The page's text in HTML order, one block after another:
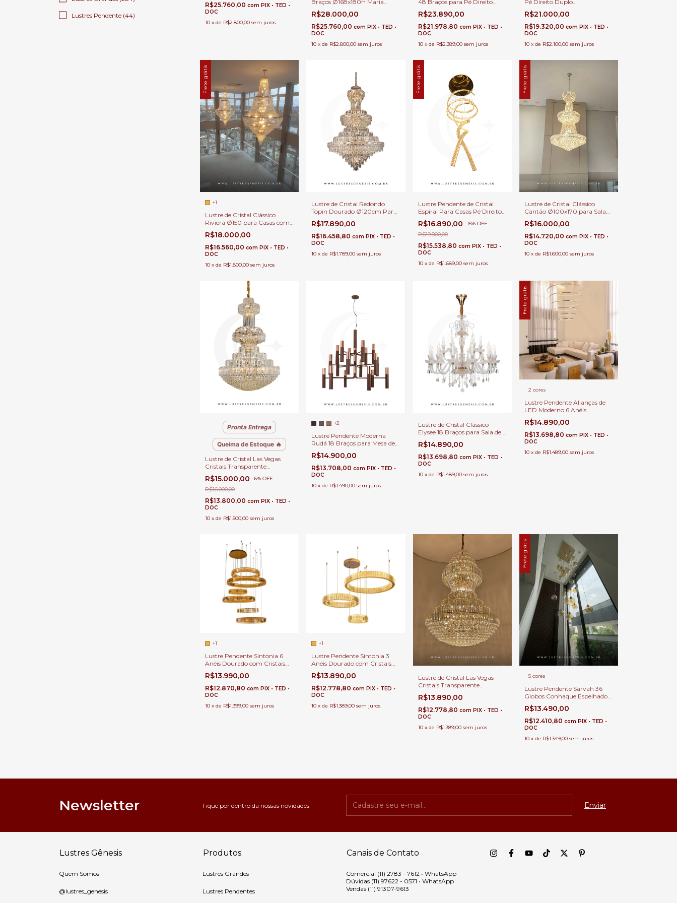
Lustres Pendente (44)
Duplo e Alto
R$25.760,00 com PIX • TED •
DOC
10 x de R$2.800,00 sem juros
Braços Ø168x180H Maria
Thereza | Cristais
Transparentes | Casas Pé
Direito Duplo
R$28.000,00
R$25.760,00com PIX • TED •
DOC
10 xde R$2.800,00 sem juros
48 Braços para Pé Direito
Duplo
R$23.890,00
R$21.978,80 com PIX • TED •
DOC
10 x de R$2.389,00 sem juros
Pé Direito Duplo
Ø120x220cm Grandeur
Dourado com 76 Lâmpadas
E-14 para Casas com Pé
Direito Alto
R$21.000,00
R$19.320,00 com PIX • TED •
DOC
10 x de R$2.100,00 sem juros
Frete grátis
+1
Lustre de Cristal Clássico
Riviera Ø150 para Casas com
Pé Direito Duplo.
R$18.000,00
R$16.560,00 com PIX • TED •
DOC
10 x de R$1.800,00 sem juros
Lustre de Cristal Redondo
Topin Dourado Ø120cm Para
Casas Pé Direito Duplo e Alto •
Linha Luxe Glow
R$17.890,00
R$16.458,80com PIX • TED •
DOC
10 xde R$1.789,00 sem juros
Frete grátis
Lustre Pendente de Cristal
Espiral Para Casas Pé Direito
Duplo e Alto
R$16.890,00 -15% OFF
R$19.800,00
R$15.538,80 com PIX • TED •
DOC
10 x de R$1.689,00 sem juros
Frete grátis
Lustre de Cristal Clássico
Cantão Ø100x170 para Sala
de Jantar, Sala de Estar,
Escadas, Pé Direito Duplo e
Alto.
R$16.000,00
R$14.720,00 com PIX • TED •
DOC
10 x de R$1.600,00 sem juros
Pronta Entrega
Queima de Estoque 🔥
Lustre de Cristal Las Vegas
Cristais Transparente
Ø120x180 para Casas com Pé
Direito Duplo e Buffet
R$15.000,00 -6% OFF
R$16.000,00
R$13.800,00 com PIX • TED •
DOC
10 x de R$1.500,00 sem juros
+2
Lustre Pendente Moderna
Rudá 18 Braços para Mesa de
Jantar, Quartos, Salas e Pé
Direito Duplo
R$14.900,00
R$13.708,00com PIX • TED •
DOC
10 xde R$1.490,00 sem juros
Lustre de Cristal Clássico
Elysee 18 Braços para Sala de
Jantar, Escadas e Hall
R$14.890,00
R$13.698,80 com PIX • TED •
DOC
10 x de R$1.489,00 sem juros
Frete grátis
2 cores
Lustre Pendente Alianças de
LED Moderno 6 Anéis
160x140x120x100x80x60cm
Dourado Brilhante para Pé
Direito Duplo, Alto e Escadas
R$14.890,00
R$13.698,80 com PIX • TED •
DOC
10 x de R$1.489,00 sem juros
+1
Lustre Pendente Sintonia 6
Anéis Dourado com Cristais
Champagne para Pé Direito
Duplo, Alto e Escadas
R$13.990,00
R$12.870,80 com PIX • TED •
DOC
10 x de R$1.399,00 sem juros
+1
Lustre Pendente Sintonia 3
Anéis Dourado com Cristais
Champagne para Pé Direito
Duplo, Alto e Escadas
R$13.890,00
R$12.778,80com PIX • TED •
DOC
10 xde R$1.389,00 sem juros
Lustre de Cristal Las Vegas
Cristais Transparente
Ø110x160 para Casas com Pé
Direito Duplo e Buffet
R$13.890,00
R$12.778,80 com PIX • TED •
DOC
10 x de R$1.389,00 sem juros
Frete grátis
5 cores
Lustre Pendente Sarvah 36
Globos Conhaque Espelhado
Base 80x80 Quadrada Para
Casas Pé Direito Duplo e Alto
R$13.490,00
R$12.410,80 com PIX • TED •
DOC
10 x de R$1.349,00 sem juros
Newsletter Fique por dentro da nossas novidades
Lustres Gênesis
Quem Somos
@lustres_genesis
Produtos
Lustres Grandes
Lustres Pendentes
Canais de Contato
Comercial (11) 2783 - 7612 • WhatsApp
Dúvidas (11) 97622 - 0571 • WhatsApp
Vendas (11) 91307-9613